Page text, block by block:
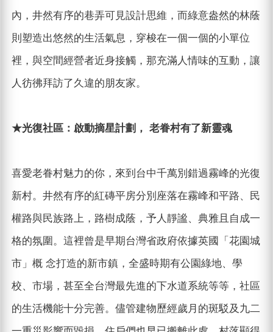
內，井然有序的巷弄可見設計思維，而綠意盎然的林蔭
則塑造出悠然的生活氣息，穿梭在一個一個的小單位
裡，與空間經營者近身接觸，那充滿人情味的互動，讓
人彷彿拜訪了久違的朋友家。
★光復社區：啟動摘星計劃， 老眷村有了新靈魂
喜愛老眷村魅力的你，來到台中千萬別錯過霧峰的光復
新村。井然有序的紅磚平房分別座落在霧峰和平路、民
權路與民族路上，路樹成蔭，予人靜謐、典雅且自成一
格的氛圍。這裡曾是早期台灣省政府依據英國「花園城
市」概 念打造的新市鎮，全盛時期有公園綠地、學
校、市場，甚至全台灣最先進的下水道系統等等，社區
的生活機能十分完善。儘管建物歷經歲月的斑駁及九二